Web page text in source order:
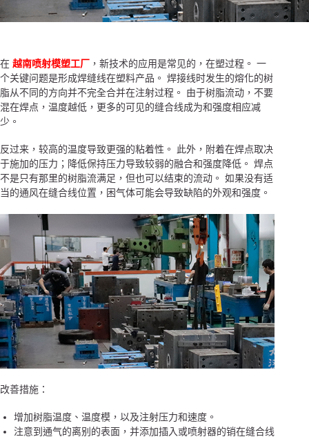
在 越南喷射模塑工厂 ，新技术的应用是常见的，在塑过程。 一
个关键问题是形成焊缝线在塑料产品。 焊接线时发生的熔化的树
脂从不同的方向并不完全合并在注射过程。 由于树脂流动，不要
混在焊点，温度越低，更多的可见的缝合线成为和强度相应减
少。
反过来，较高的温度导致更强的粘着性。 此外，附着在焊点取决
于施加的压力；降低保持压力导致较弱的融合和强度降低。 焊点
不是只有那里的树脂流满足，但也可以结束的流动。 如果没有适
当的通风在缝合线位置，困气体可能会导致缺陷的外观和强度。
改善措施：
增加树脂温度、温度模，以及注射压力和速度。
注意到通气的离别的表面，并添加插入或喷射器的销在缝合线